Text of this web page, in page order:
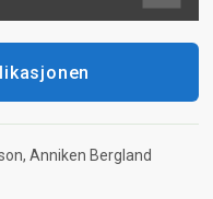
Anniken Bergland